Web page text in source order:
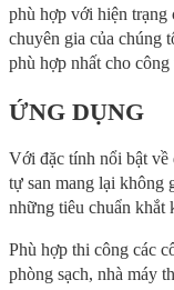
phù hợp với hiện
chuyên gia của chúng
phù hợp nhất cho
ỨNG DỤNG
Với đặc tính nổi bật về
tự san mang lại không
những tiêu chuẩn khắt
Phù hợp thi công các
phòng sạch, nhà máy